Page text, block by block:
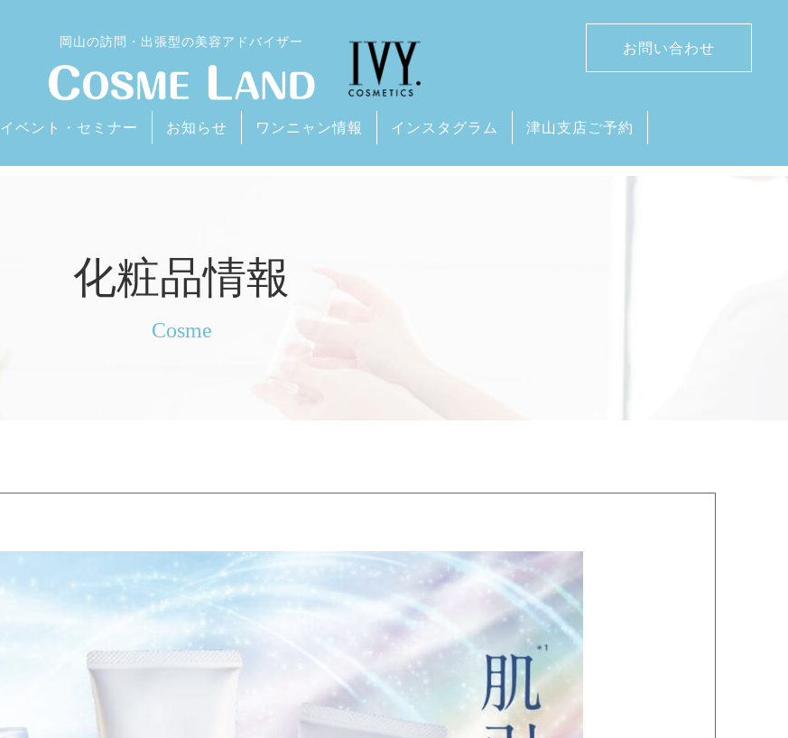
岡山の訪問・出張型の美容アドバイザー
イベント・セミナー お知らせ ワンニャン情報 インスタグラム 津山支店ご予約
お問い合わせ
化粧品情報
Cosme